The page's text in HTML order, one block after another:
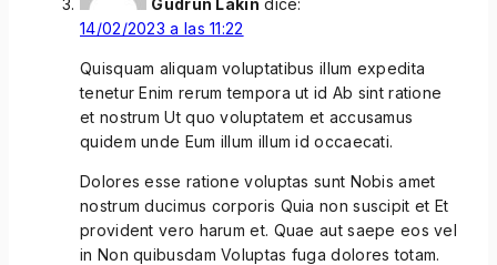
14/02/2023 a las 11:22
Quisquam aliquam voluptatibus illum expedita
tenetur Enim rerum tempora ut id Ab sint ratione
et nostrum Ut quo voluptatem et accusamus
quidem unde Eum illum illum id occaecati.
Dolores esse ratione voluptas sunt Nobis amet
nostrum ducimus corporis Quia non suscipit et Et
provident vero harum et. Quae aut saepe eos vel
in Non quibusdam Voluptas fuga dolores totam.